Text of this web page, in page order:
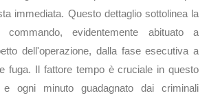
immediata. Questo dettaglio sottolinea la
commando, evidentemente abituato a
dell'operazione, dalla fase esecutiva a
fuga. Il fattore tempo è cruciale in questo
ogni minuto guadagnato dai criminali